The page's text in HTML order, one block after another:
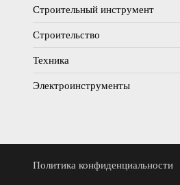
Строительный инструмент
Строительство
Техника
Электроинструменты
Политика конфиденциальности